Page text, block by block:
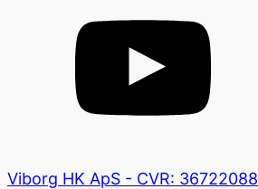
Viborg HK ApS - CVR: 36722088